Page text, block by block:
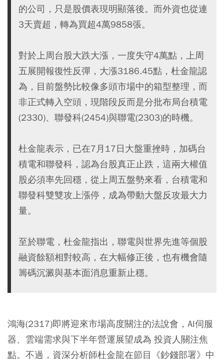
的公司，只是股價表現明顯落後。而外資也從連
3天賣超，轉為買超4萬9858張。
對於上周台股大跌大漲，一度失守4萬點，上周
五展開報復性反彈，大漲3186.45點，杜金龍認
為，目前盤勢比較像多頭市場中的箱型整理，而
非正式轉入空頭，現階段反而是分批布局台積電
(2330)、聯發科(2454)與聯電(2303)的時機。
杜金龍表示，已在7月17日大盤重挫時，加碼台
積電和聯發科，認為台股真正止跌，這兩大權值
股必須率先回穩，從上周五盤勢來看，台積電和
聯發科雙雙攻上漲停，成為帶動大盤反攻最大力
量。
至於聯電，杜金龍指出，聯電與世界先進等個股
融資餘額相對較高，在大幅修正後，也有機會隨
籌碼沉澱與基本面消息重新止穩。
鴻海(2317)即將迎來市場高度關注的法說會，AI伺服
器、雲端需求與下半年營運展望成為 投資人關注焦
點。不過，資深分析師杜金龍在節目《鈔錢部署》中